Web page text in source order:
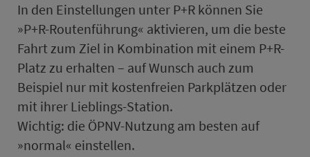
In den Einstellungen unter P+R können Sie
»P+R-Routenführung« ak­ti­vie­ren, um die beste
Fahrt zum Ziel in Kombination mit einem P+R-
Platz zu er­hal­ten – auf Wunsch auch zum
Beispiel nur mit kos­ten­freien Parkplätzen oder
mit ihrer Lieblings-Sta­ti­on.
Wichtig: die ÖPNV-Nutzung am besten auf
»normal« einstellen.